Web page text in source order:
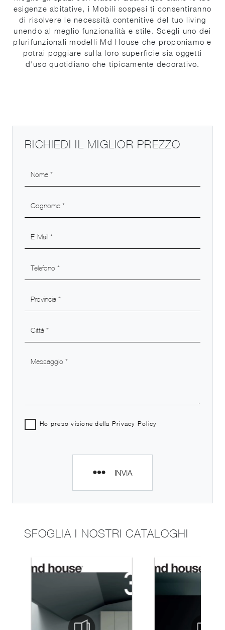
esigenze abitative, i Mobili sospesi ti consentiranno
di risolvere le necessità contenitive del tuo living
unendo al meglio funzionalità e stile. Scegli uno dei
plurifunzionali modelli Md House che proponiamo e
potrai poggiare sulla loro superficie sia oggetti
d'uso quotidiano che tipicamente decorativo.
RICHIEDI IL MIGLIOR PREZZO
Ho preso visione della Privacy Policy
INVIA
SFOGLIA I NOSTRI CATALOGHI